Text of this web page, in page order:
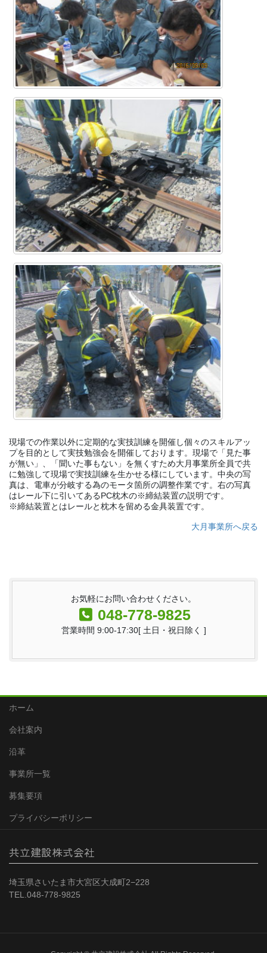
現場での作業以外に定期的な実技訓練を開催し個々のスキルアッ
プを目的として実技勉強会を開催しております。現場で「見た事
が無い」、「聞いた事もない」を無くすため大月事業所全員で共
に勉強して現場で実技訓練を生かせる様にしています。中央の写
真は、電車が分岐する為のモータ箇所の調整作業です。右の写真
はレール下に引いてあるPC枕木の※締結装置の説明です。
※締結装置とはレールと枕木を留める金具装置です。
大月事業所へ戻る
お気軽にお問い合わせください。
048-778-9825
営業時間 9:00-17:30[ 土日・祝日除く ]
ホーム
会社案内
沿革
事業所一覧
募集要項
プライバシーポリシー
共立建設株式会社
埼玉県さいたま市大宮区大成町2−228
TEL.048-778-9825